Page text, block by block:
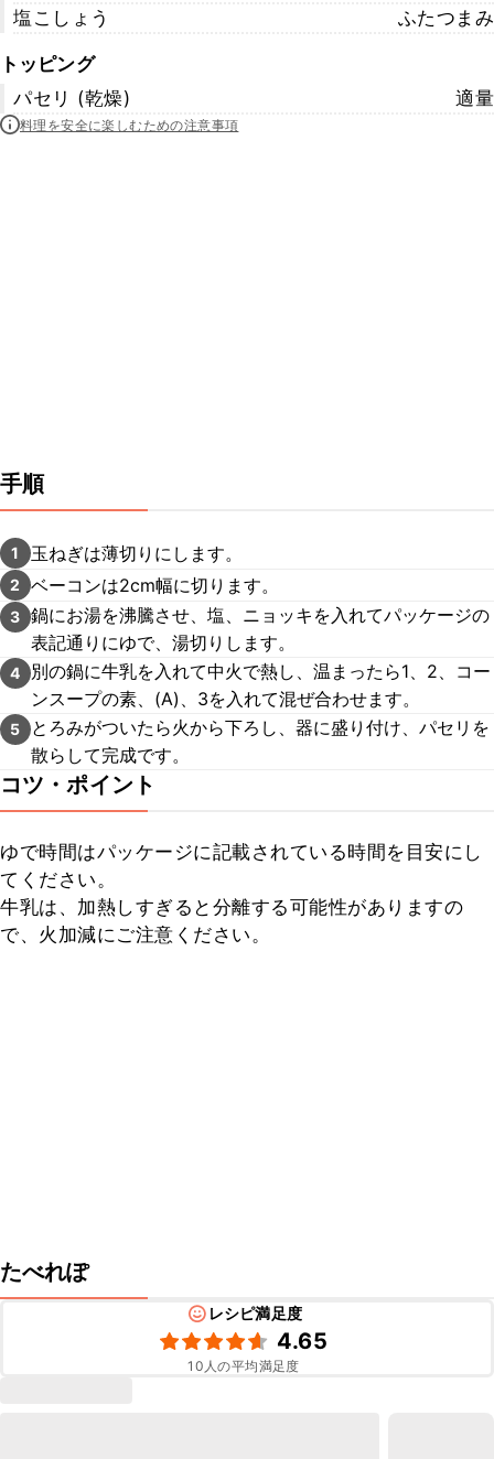
塩こしょう
ふたつまみ
トッピング
パセリ (乾燥)
適量
料理を安全に楽しむための注意事項
手順
1 玉ねぎは薄切りにします。
2 ベーコンは2cm幅に切ります。
3 鍋にお湯を沸騰させ、塩、ニョッキを入れてパッケージの
表記通りにゆで、湯切りします。
4
別の鍋に牛乳を入れて中火で熱し、温まったら1、2、コー
ンスープの素、(A)、3を入れて混ぜ合わせます。
5
とろみがついたら火から下ろし、器に盛り付け、パセリを
散らして完成です。
コツ・ポイント
ゆで時間はパッケージに記載されている時間を目安にし
てください。
牛乳は、加熱しすぎると分離する可能性がありますの
で、火加減にご注意ください。
たべれぽ
レシピ満足度
4.65
10 人の平均満足度